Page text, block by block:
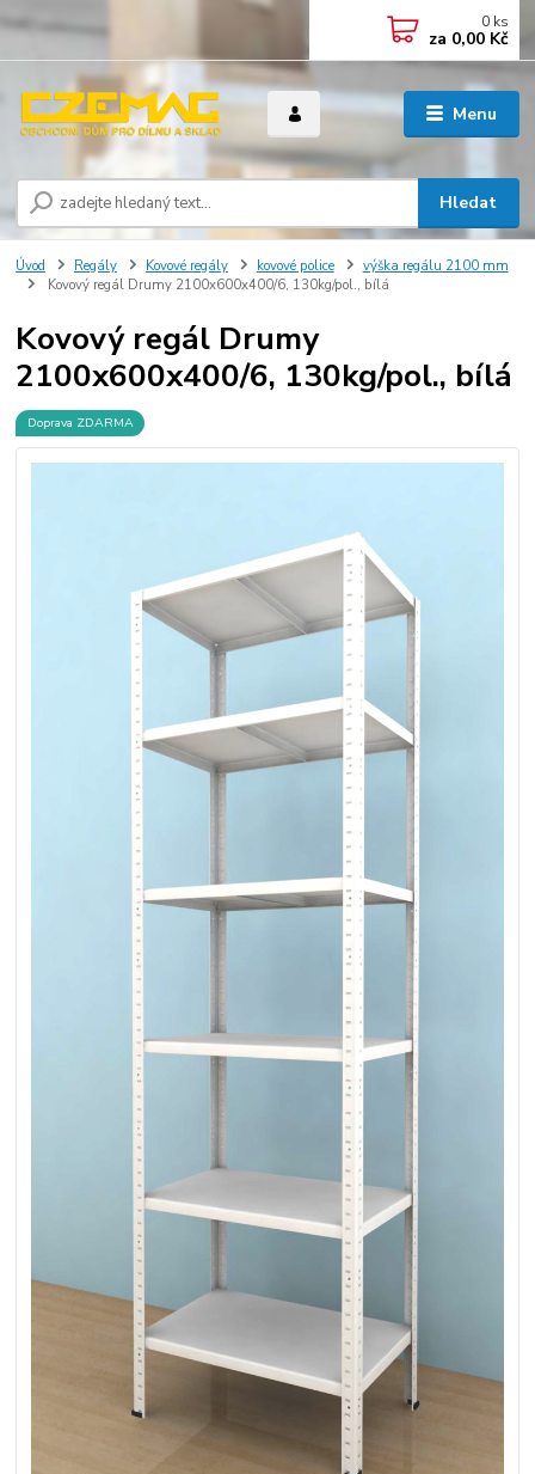
Menu
Hledat
0 ks
za 0,00 Kč
Úvod Regály Kovové regály kovové police
výška regálu 2100 mm
Kovový regál Drumy 2100x600x400/6, 130kg/pol., bílá
Kovový regál Drumy
2100x600x400/6, 130kg/pol., bílá
Doprava ZDARMA